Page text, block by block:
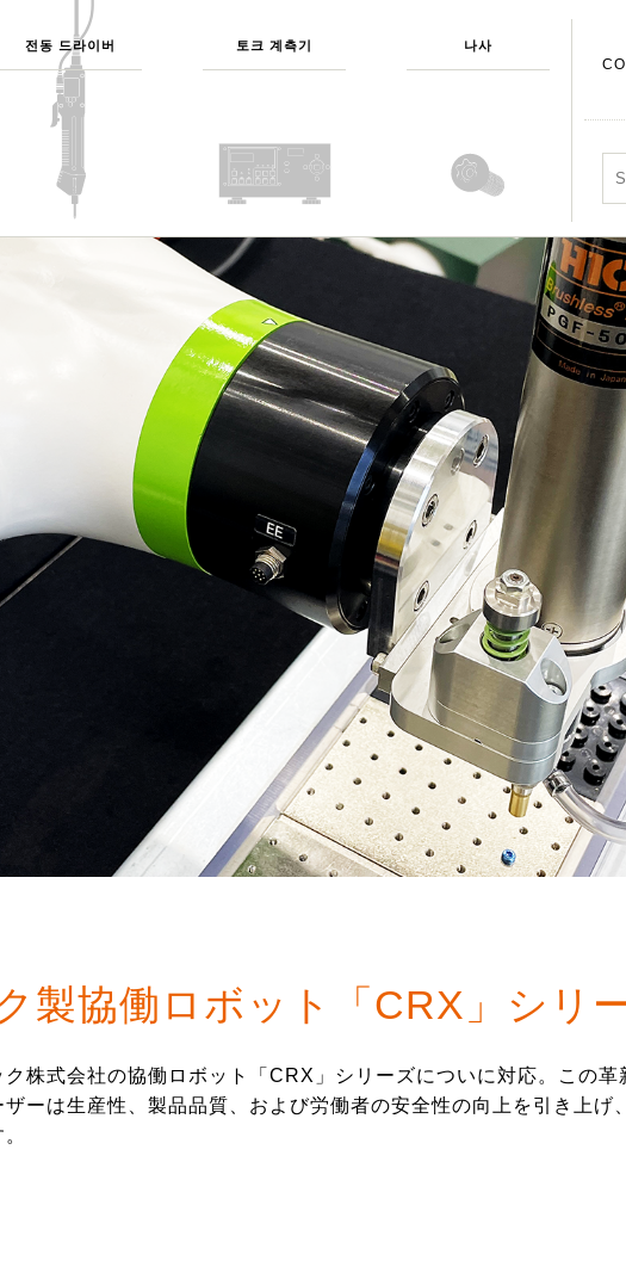
전동 드라이버 토크 계측기 나사
製協働ロボット「CRX」シリ
株式会社の協働ロボット「CRX」シリーズについに対応。この
ーは生産性、製品品質、および労働者の安全性の向上を引き上げ